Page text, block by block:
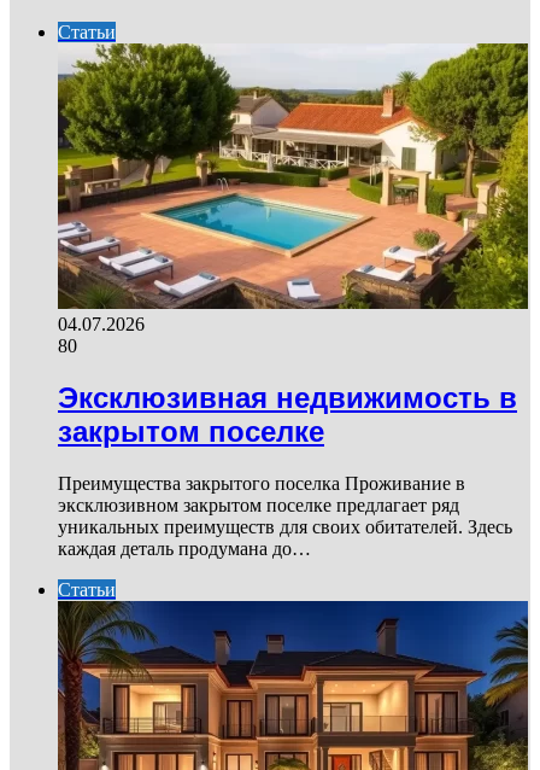
Статьи
04.07.2026
80
Эксклюзивная недвижимость в
закрытом поселке
Преимущества закрытого поселка Проживание в
эксклюзивном закрытом поселке предлагает ряд
уникальных преимуществ для своих обитателей. Здесь
каждая деталь продумана до…
Статьи